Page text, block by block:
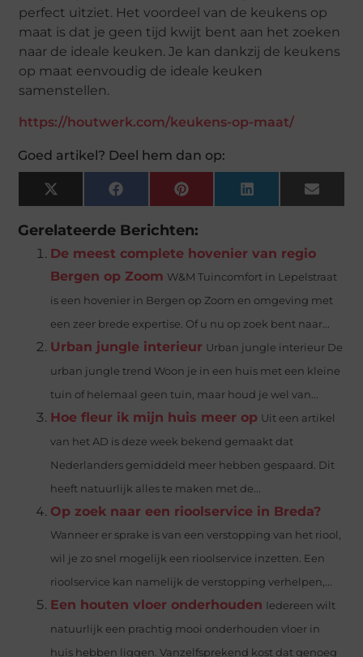
perfect uitziet. Het voordeel van de keukens op
maat is dat je geen tijd kwijt bent aan het zoeken
naar de ideale keuken. Je kan dankzij de keukens
op maat eenvoudig de ideale keuken
samenstellen.
https://houtwerk.com/keukens-op-maat/
Goed artikel? Deel hem dan op:
X
(Twitter)
Facebook Pinterest LinkedIn Email
Gerelateerde Berichten:
De meest complete hovenier van regio
Bergen op Zoom W&M Tuincomfort in Lepelstraat
is een hovenier in Bergen op Zoom en omgeving met
een zeer brede expertise. Of u nu op zoek bent naar...
Urban jungle interieur Urban jungle interieur De
urban jungle trend Woon je in een huis met een kleine
tuin of helemaal geen tuin, maar houd je wel van...
Hoe fleur ik mijn huis meer op Uit een artikel
van het AD is deze week bekend gemaakt dat
Nederlanders gemiddeld meer hebben gespaard. Dit
heeft natuurlijk alles te maken met de...
Op zoek naar een rioolservice in Breda?
Wanneer er sprake is van een verstopping van het riool,
wil je zo snel mogelijk een rioolservice inzetten. Een
rioolservice kan namelijk de verstopping verhelpen,...
Een houten vloer onderhouden Iedereen wilt
natuurlijk een prachtig mooi onderhouden vloer in
huis hebben liggen. Vanzelfsprekend kost dat genoeg